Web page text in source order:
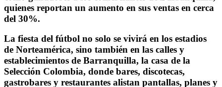
quienes reportan un aumento en sus ventas en cerca
del 30%.
La fiesta del fútbol no solo se vivirá en los estadios
de Norteamérica, sino también en las calles y
establecimientos de Barranquilla, la casa de la
Selección Colombia, donde bares, discotecas,
gastrobares y restaurantes alistan pantallas, planes y